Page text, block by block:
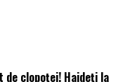
clopoței! Haideți la